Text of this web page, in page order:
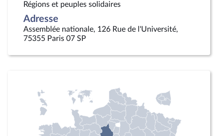
Régions et peuples solidaires
Adresse
Assemblée nationale, 126 Rue de l'Université,
75355 Paris 07 SP